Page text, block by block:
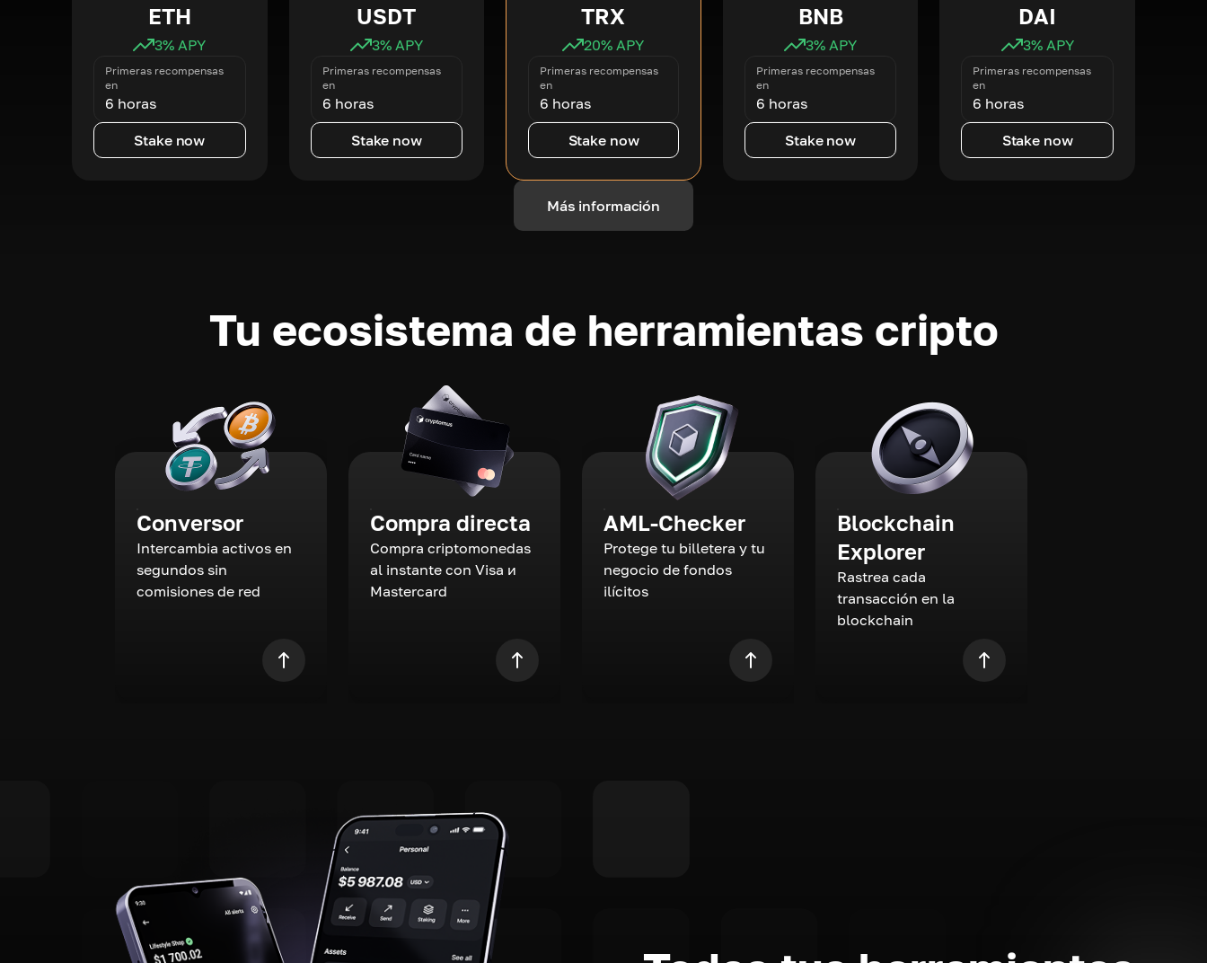
ETH
3% APY
Primeras recompensas
en
6 horas
Stake now
USDT
3% APY
Primeras recompensas
en
6 horas
Stake now
TRX
20% APY
Primeras recompensas
en
6 horas
Stake now
BNB
3% APY
Primeras recompensas
en
6 horas
Stake now
DAI
3% APY
Primeras recompensas
en
6 horas
Stake now
Más información
Tu ecosistema de herramientas cripto
Conversor
Intercambia activos en
segundos sin
comisiones de red
Compra directa
Compra criptomonedas
al instante con Visa и
Mastercard
AML-Checker
Protege tu billetera y tu
negocio de fondos
ilícitos
Blockchain
Explorer
Rastrea cada
transacción en la
blockchain